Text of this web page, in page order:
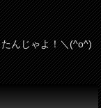
んじゃよ！＼(^o^)